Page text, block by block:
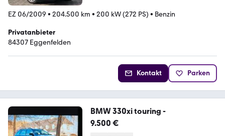
EZ 06/2009 • 204.500 km • 200 kW (272 PS) • Benzin
Privatanbieter
84307 Eggenfelden
Kontakt Parken
BMW 330xi touring -
9.500 €